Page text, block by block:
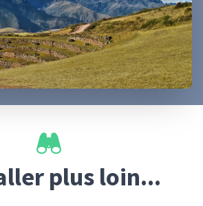
plus loin...